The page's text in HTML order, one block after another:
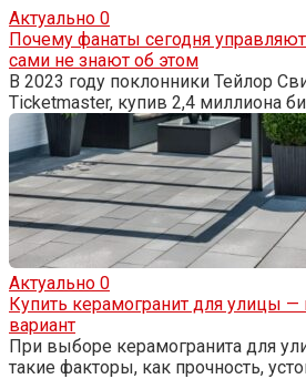
Актуально 0
Почему фанаты сегодня
сами не знают об этом
В 2023 году поклонники Тейлор
Ticketmaster, купив 2,4 миллиона
Актуально 0
Купить керамогранит для улицы
вариант
При выборе керамогранита для
такие факторы, как прочность,